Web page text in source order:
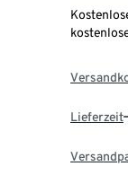
Lieferzeit